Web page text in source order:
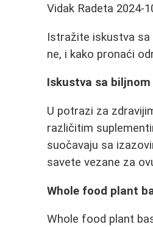
Vidak Radeta 2024-
Istražite iskustva sa
ne, i kako pronaći
Iskustva sa
U potrazi za
različitim
suočavaju sa
savete vezane za
Whole food plant
Whole food plant